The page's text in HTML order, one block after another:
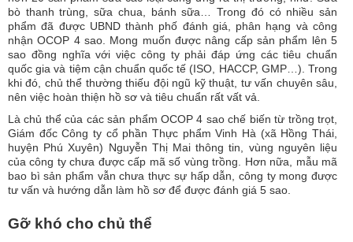
bò thanh trùng, sữa chua, bánh sữa… Trong đó có nhiều sản
phẩm đã được UBND thành phố đánh giá, phân hạng và công
nhận OCOP 4 sao. Mong muốn được nâng cấp sản phẩm lên 5
sao đồng nghĩa với việc công ty phải đáp ứng các tiêu chuẩn
quốc gia và tiệm cận chuẩn quốc tế (ISO, HACCP, GMP…). Trong
khi đó, chủ thể thường thiếu đội ngũ kỹ thuật, tư vấn chuyên sâu,
nên việc hoàn thiện hồ sơ và tiêu chuẩn rất vất vả.
Là chủ thể của các sản phẩm OCOP 4 sao chế biến từ trồng trọt,
Giám đốc Công ty cổ phần Thực phẩm Vinh Hà (xã Hồng Thái,
huyện Phú Xuyên) Nguyễn Thị Mai thông tin, vùng nguyên liệu
của công ty chưa được cấp mã số vùng trồng. Hơn nữa, mẫu mã
bao bì sản phẩm vẫn chưa thực sự hấp dẫn, công ty mong được
tư vấn và hướng dẫn làm hồ sơ để được đánh giá 5 sao.
Gỡ khó cho chủ thể